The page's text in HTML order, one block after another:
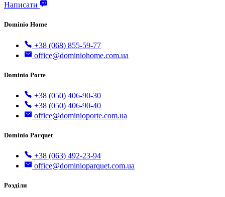
Написати
Dominio Home
+38 (068) 855-59-77
office@dominiohome.com.ua
Dominio Porte
+38 (050) 406-90-30
+38 (050) 406-90-40
office@dominioporte.com.ua
Dominio Parquet
+38 (063) 492-23-94
office@dominioparquet.com.ua
Розділи